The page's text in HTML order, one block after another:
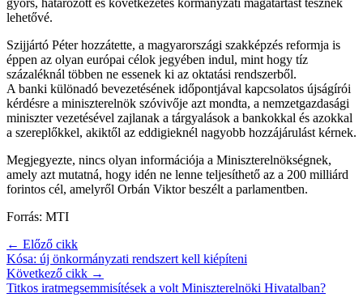
gyors, határozott és következetes kormányzati magatartást tesznek
lehetővé.
Szijjártó Péter hozzátette, a magyarországi szakképzés reformja is
éppen az olyan európai célok jegyében indul, mint hogy tíz
százaléknál többen ne essenek ki az oktatási rendszerből.
A banki különadó bevezetésének időpontjával kapcsolatos újságírói
kérdésre a miniszterelnök szóvivője azt mondta, a nemzetgazdasági
miniszter vezetésével zajlanak a tárgyalások a bankokkal és azokkal
a szereplőkkel, akiktől az eddigieknél nagyobb hozzájárulást kérnek.
Megjegyezte, nincs olyan információja a Miniszterelnökségnek,
amely azt mutatná, hogy idén ne lenne teljesíthető az a 200 milliárd
forintos cél, amelyről Orbán Viktor beszélt a parlamentben.
Forrás: MTI
← Előző cikk
Kósa: új önkormányzati rendszert kell kiépíteni
Következő cikk →
Titkos iratmegsemmisítések a volt Miniszterelnöki Hivatalban?